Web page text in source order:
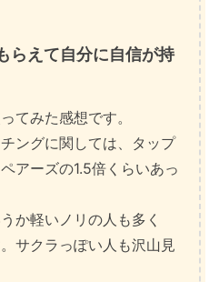
らえて自分に自信が持
てみた感想です。
ングに関しては、タップ
アーズの1.5倍くらいあっ
か軽いノリの人も多く
サクラっぽい人も沢山見